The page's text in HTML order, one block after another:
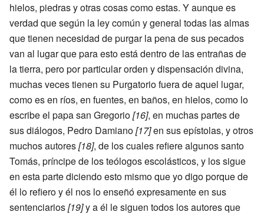
hielos, piedras y otras cosas como estas. Y aunque es
verdad que según la ley común y general todas las almas
que tienen necesidad de purgar la pena de sus pecados
van al lugar que para esto está dentro de las entrañas de
la tierra, pero por particular orden y dispensación divina,
muchas veces tienen su Purgatorio fuera de aquel lugar,
como es en ríos, en fuentes, en baños, en hielos, como lo
escribe el papa san Gregorio[16], en muchas partes de
sus diálogos, Pedro Damiano[17]en sus epístolas, y otros
muchos autores[18], de los cuales refiere algunos santo
Tomás, príncipe de los teólogos escolásticos, y los sigue
en esta parte diciendo esto mismo que yo digo porque de
él lo refiero y él nos lo enseñó expresamente en sus
sentenciarios[19]y a él le siguen todos los autores que